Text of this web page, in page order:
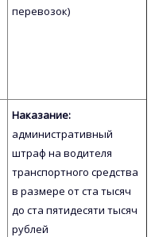
перевозок)
Наказание:
административный
штраф на водителя
транспортного средства
в размере от ста тысяч
до ста пятидесяти тысяч
рублей